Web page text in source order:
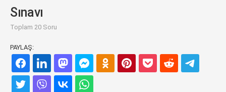
Sınavı
Toplam 20 Soru
PAYLAŞ: